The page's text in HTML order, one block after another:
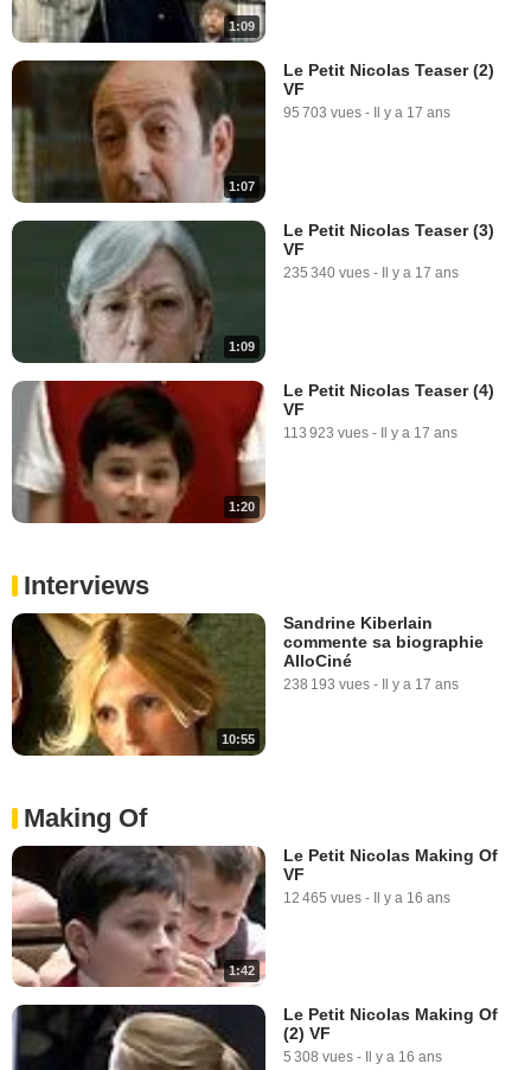
1:09
1:07
Le Petit Nicolas Teaser (2)
VF
95 703 vues - Il y a 17 ans
1:09
Le Petit Nicolas Teaser (3)
VF
235 340 vues - Il y a 17 ans
1:20
Le Petit Nicolas Teaser (4)
VF
113 923 vues - Il y a 17 ans
Interviews
10:55
Sandrine Kiberlain
commente sa biographie
AlloCiné
238 193 vues - Il y a 17 ans
Making Of
1:42
Le Petit Nicolas Making Of
VF
12 465 vues - Il y a 16 ans
Le Petit Nicolas Making Of
(2) VF
5 308 vues - Il y a 16 ans